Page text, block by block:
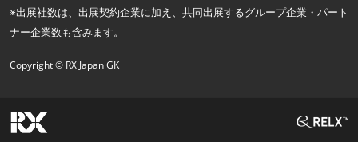
※出展社数は、出展契約企業に加え、共同出展するグループ企業・パート
ナー企業数も含みます。
Copyright © RX Japan GK